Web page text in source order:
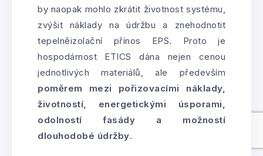
by naopak mohlo zkrátit životnost systému,
zvýšit náklady na údržbu a znehodnotit
tepelněizolační přínos EPS. Proto je
hospodárnost ETICS dána nejen cenou
jednotlivých materiálů, ale především
poměrem mezi pořizovacími náklady,
životností, energetickými úsporami,
odolností fasády a možností
dlouhodobé údržby.